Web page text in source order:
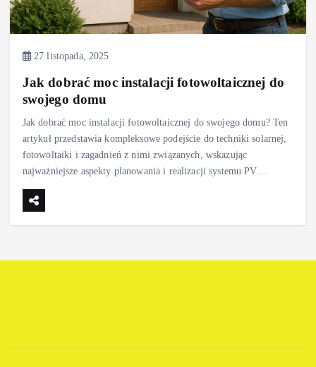
27 listopada, 2025
Jak dobrać moc instalacji fotowoltaicznej do
swojego domu
Jak dobrać moc instalacji fotowoltaicznej do swojego domu? Ten
artykuł przedstawia kompleksowe podejście do techniki solarnej,
fotowoltaiki i zagadnień z nimi związanych, wskazując
najważniejsze aspekty planowania i realizacji systemu PV…